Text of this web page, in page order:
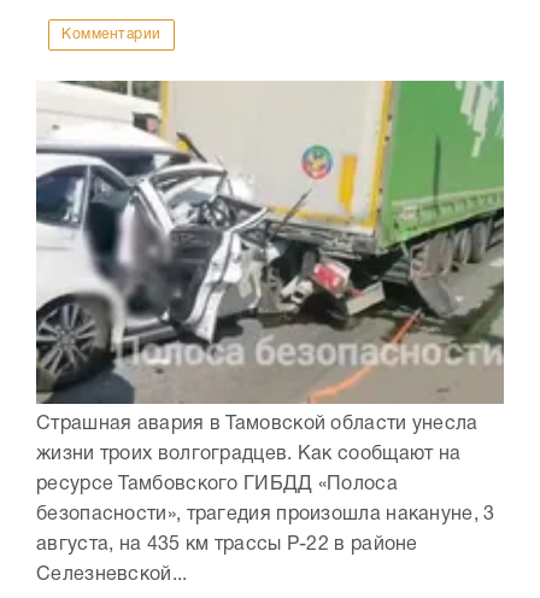
Комментарии
Страшная авария в Тамовской области унесла
жизни троих волгоградцев. Как сообщают на
ресурсе Тамбовского ГИБДД «Полоса
безопасности», трагедия произошла накануне, 3
августа, на 435 км трассы Р-22 в районе
Селезневской...